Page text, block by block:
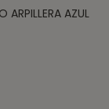
ARPILLERA AZUL